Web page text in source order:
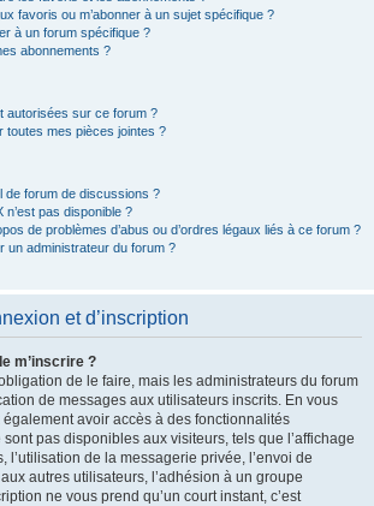
favoris ou m’abonner à un sujet spécifique ?
à un forum spécifique ?
abonnements ?
autorisées sur ce forum ?
toutes mes pièces jointes ?
de forum de discussions ?
n’est pas disponible ?
de problèmes d’abus ou d’ordres légaux liés à ce forum ?
un administrateur du forum ?
et d’inscription
m’inscrire ?
de le faire, mais les administrateurs du forum
de messages aux utilisateurs inscrits. En vous
avoir accès à des fonctionnalités
pas disponibles aux visiteurs, tels que l’affichage
l’utilisation de la messagerie privée, l’envoi de
autres utilisateurs, l’adhésion à un groupe
ne vous prend qu’un court instant, c’est